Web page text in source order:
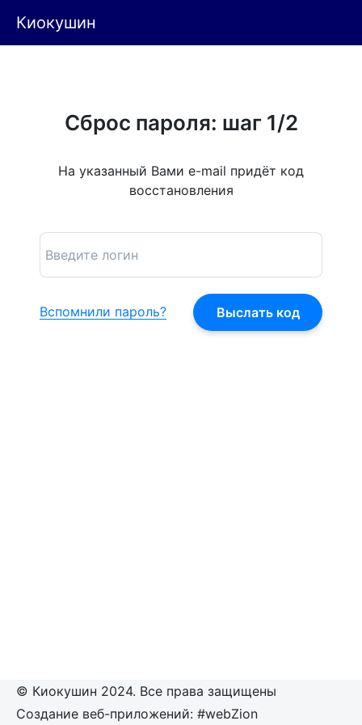
Киокушин
Сброс пароля: шаг 1/2
На указанный Вами e-mail придёт код
восстановления
Вспомнили пароль?
© Киокушин 2024. Все права защищены
Создание веб-приложений: #webZion